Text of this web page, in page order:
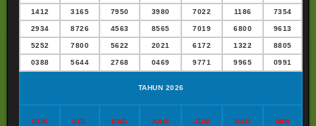
1412 3165 7950 3980 7022 1186 7354
2934 8726 4563 8565 7019 6800 9613
5252 7800 5622 2021 6172 1322 8805
0388 5644 2768 0469 9771 9965 0991
TAHUN 2026
SEN SEL RAB KAM JUM SAB MIN